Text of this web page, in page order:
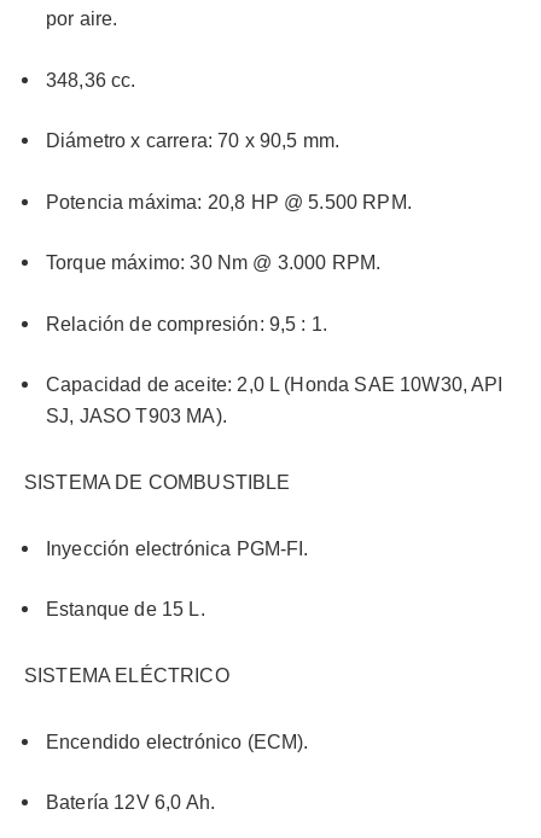
por aire.
348,36 cc.
Diámetro x carrera: 70 x 90,5 mm.
Potencia máxima: 20,8 HP @ 5.500 RPM.
Torque máximo: 30 Nm @ 3.000 RPM.
Relación de compresión: 9,5 : 1.
Capacidad de aceite: 2,0 L (Honda SAE 10W30, API
SJ, JASO T903 MA).
SISTEMA DE COMBUSTIBLE
Inyección electrónica PGM-FI.
Estanque de 15 L.
SISTEMA ELÉCTRICO
Encendido electrónico (ECM).
Batería 12V 6,0 Ah.